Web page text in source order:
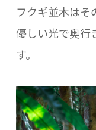
フクギ並木はそ
優しい光で奥行
す。